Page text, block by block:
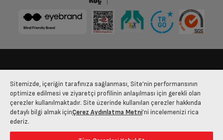
Satış Sözleşmesi
© 2025 arcelik.com.tr
Sitemizde, içeriğin tarafınıza sağlanması, Site’nin performansının
optimize edilmesi ve ziyaretçi profilinin anlaşılması için gerekli olan
çerezler kullanılmaktadır. Site üzerinde kullanılan çerezler hakkında
detaylı bilgi almak içinÇerez Aydınlatma Metni’ni incelemenizi rica
ederiz.